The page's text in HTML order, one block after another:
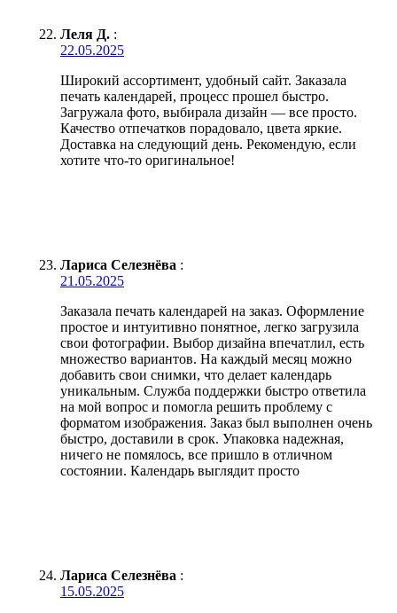
Леля Д. :
22.05.2025
Широкий ассортимент, удобный сайт. Заказала
печать календарей, процесс прошел быстро.
Загружала фото, выбирала дизайн — все просто.
Качество отпечатков порадовало, цвета яркие.
Доставка на следующий день. Рекомендую, если
хотите что-то оригинальное!
Лариса Селезнёва :
21.05.2025
Заказала печать календарей на заказ. Оформление
простое и интуитивно понятное, легко загрузила
свои фотографии. Выбор дизайна впечатлил, есть
множество вариантов. На каждый месяц можно
добавить свои снимки, что делает календарь
уникальным. Служба поддержки быстро ответила
на мой вопрос и помогла решить проблему с
форматом изображения. Заказ был выполнен очень
быстро, доставили в срок. Упаковка надежная,
ничего не помялось, все пришло в отличном
состоянии. Календарь выглядит просто
Лариса Селезнёва :
15.05.2025